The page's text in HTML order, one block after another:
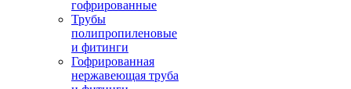
гофрированные
Трубы
полипропиленовые
и фитинги
Гофрированная
нержавеющая труба